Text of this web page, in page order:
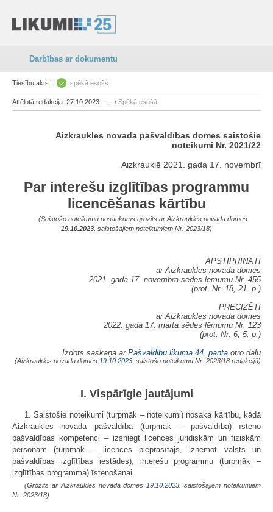
Darbības ar dokumentu
Tiesību akts: spēkā esošs
Attēlotā redakcija: 27.10.2023. - ... / Spēkā esošā
Aizkraukles novada pašvaldības domes saistošie
noteikumi Nr. 2021/22
Aizkrauklē 2021. gada 17. novembrī
Par interešu izglītības programmu
licencēšanas kārtību
(Saistošo noteikumu nosaukums grozīts ar Aizkraukles novada domes
19.10.2023. saistošajiem noteikumiem Nr. 2023/18)
APSTIPRINĀTI
ar Aizkraukles novada domes
2021. gada 17. novembra sēdes lēmumu Nr. 455
(prot. Nr. 18, 21. p.)
PRECIZĒTI
ar Aizkraukles novada domes
2022. gada 17. marta sēdes lēmumu Nr. 123
(prot. Nr. 6, 5. p.)
Izdots saskaņā ar Pašvaldību likuma 44. panta otro daļu
(Aizkraukles novada domes 19.10.2023. saistošo noteikumu Nr. 2023/18 redakcijā)
I. Vispārīgie jautājumi
1. Saistošie noteikumi (turpmāk – noteikumi) nosaka kārtību, kādā
Aizkraukles novada pašvaldība (turpmāk – pašvaldība) īsteno
pašvaldības kompetenci – izsniegt licences juridiskām un fiziskām
personām (turpmāk – licences pieprasītājs, izņemot valsts un
pašvaldības izglītības iestādes), interešu programmu (turpmāk –
izglītības programma) īstenošanai.
(Grozīts ar Aizkraukles novada domes 19.10.2023.
saistošajiem noteikumiem
Nr. 2023/18)